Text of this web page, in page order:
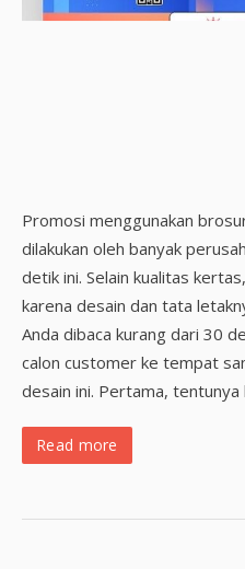
Promosi menggunakan
dilakukan oleh banyak
detik ini. Selain kualitas
karena desain dan tata
Anda dibaca kurang dari 30
calon customer ke tempat
desain ini. Pertama,
Read more